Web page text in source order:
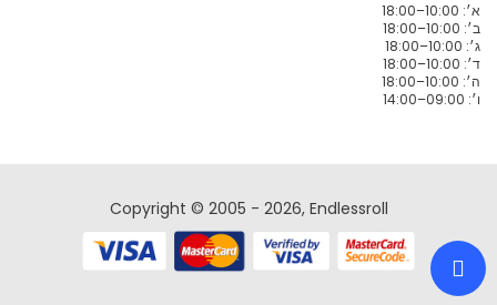
א׳: 10:00–18:00
ב׳: 10:00–18:00
ג׳: 10:00–18:00
ד׳: 10:00–18:00
ה׳: 10:00–18:00
ו׳: 09:00–14:00
Copyright © 2005 - 2026, Endlessroll